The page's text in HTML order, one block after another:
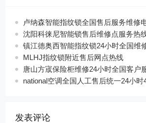
卢纳森智能指纹锁全国售后服务维修
沈阳科徕尼智能锁售后维修点服务热
镇江德奥西智能指纹锁24小时全国维
MLHJ指纹锁附近售后网点热线
唐山方宬保险柜维修24小时全国客户
national空调全国人工售后统一24小时
发表评论